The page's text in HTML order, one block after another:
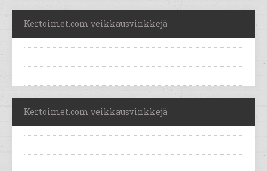
Kertoimet.com veikkausvinkkejä
Kertoimet.com veikkausvinkkejä